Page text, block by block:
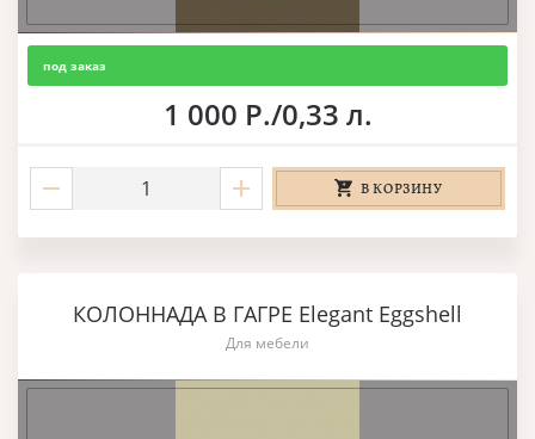
под заказ
1 000 Р./0,33 л.
В КОРЗИНУ
КОЛОННАДА В ГАГРЕ Elegant Eggshell
Для мебели